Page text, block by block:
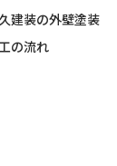
建装の外壁塗装
の流れ